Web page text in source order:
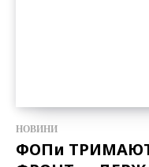
НОВИНИ
ФОПи